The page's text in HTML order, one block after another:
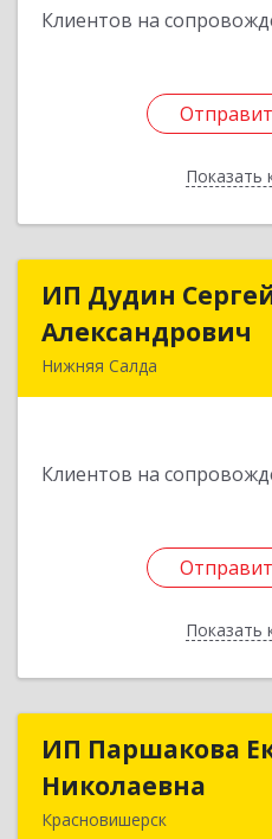
Клиентов на
Показать
ИП Дудин
Александрович
Нижняя Салда
Клиентов на
Показать
ИП Паршакова
Николаевна
Красновишерск
ИП